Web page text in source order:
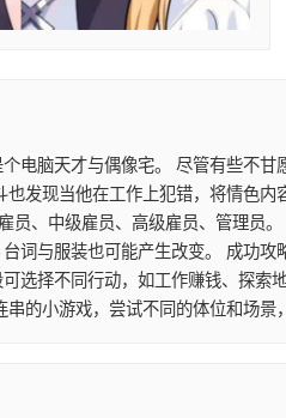
电脑天才与偶像宅。 尽管有些不
也发现当他在工作上犯错，将情色
员、中级雇员、高级雇员、管理员
词与服装也可能产生改变。 成功
可选择不同行动，如工作赚钱、探
的小游戏，尝试不同的体位和场